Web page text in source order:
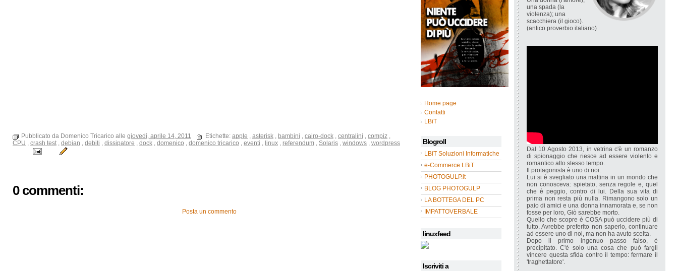
Home page
Contatti
LBiT
Blogroll
LBiT Soluzioni Informatiche
e-Commerce LBiT
PHOTOGULP.it
BLOG PHOTOGULP
LA BOTTEGA DEL PC
IMPATTOVERBALE
linuxfeed
Iscriviti a
una spada (la
violenza); una
scacchiera (il gioco).
(antico proverbio italiano)
Dal 10 Agosto 2013, in vetrina c'è un romanzo
di spionaggio che riesce ad essere violento e
romantico allo stesso tempo.
Il protagonista è uno di noi.
Lui si è svegliato una mattina in un mondo che
non conosceva: spietato, senza regole e, quel
che è peggio, contro di lui. Della sua vita di
prima non resta più nulla. Rimangono solo un
paio di amici e una donna innamorata e, se non
fosse per loro, Giò sarebbe morto.
Quello che scopre è COSA può uccidere più di
tutto. Avrebbe preferito non saperlo, continuare
ad essere uno di noi, ma non ha avuto scelta.
Dopo il primo ingenuo passo falso, è
precipitato. C'è solo una cosa che può fargli
vincere questa sfida contro il tempo: fermare il
'traghettatore'.
Pubblicato da Domenico Tricarico alle giovedì, aprile 14, 2011 Etichette: apple , asterisk , bambini , cairo-dock , centralini , compiz ,
CPU , crash test , debian , debiti , dissipatore , dock , domenico , domenico tricarico , eventi , linux , referendum , Solaris , windows , wordpress
0 commenti:
Posta un commento